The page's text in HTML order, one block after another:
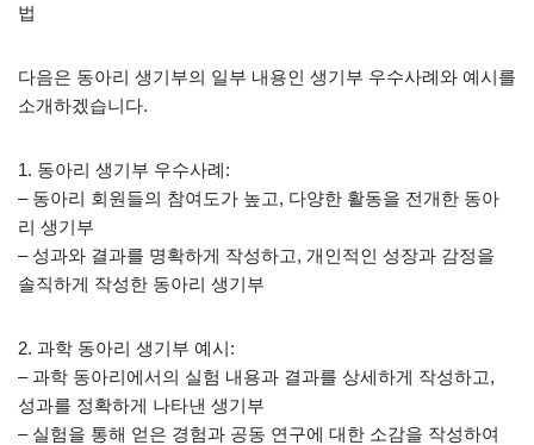
법
다음은 동아리 생기부의 일부 내용인 생기부 우수사례와 예시를
소개하겠습니다.
1. 동아리 생기부 우수사례:
– 동아리 회원들의 참여도가 높고, 다양한 활동을 전개한 동아
리 생기부
– 성과와 결과를 명확하게 작성하고, 개인적인 성장과 감정을
솔직하게 작성한 동아리 생기부
2. 과학 동아리 생기부 예시:
– 과학 동아리에서의 실험 내용과 결과를 상세하게 작성하고,
성과를 정확하게 나타낸 생기부
– 실험을 통해 얻은 경험과 공동 연구에 대한 소감을 작성하여